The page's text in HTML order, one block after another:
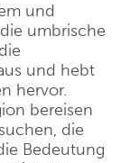
und
umbrische
und hebt
hervor.
bereisen
die
Bedeutung